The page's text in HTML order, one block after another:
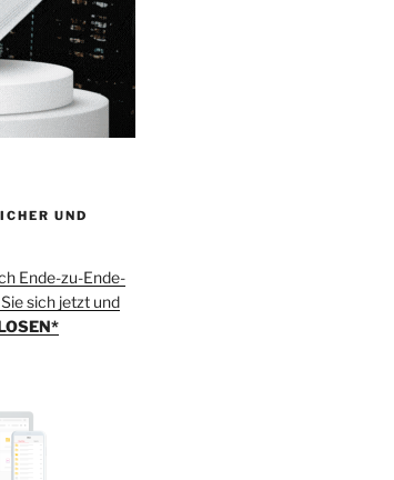
UND
Ende-zu-Ende-
sich jetzt und